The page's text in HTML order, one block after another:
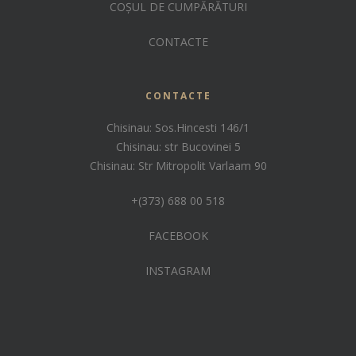
COȘUL DE CUMPĂRĂTURI
CONTACTE
CONTACTE
Chisinau: Sos.Hincesti 146/1
Chisinau: str Bucovinei 5
Chisinau: Str Mitropolit Varlaam 90
+(373) 688 00 518
FACEBOOK
INSTAGRAM